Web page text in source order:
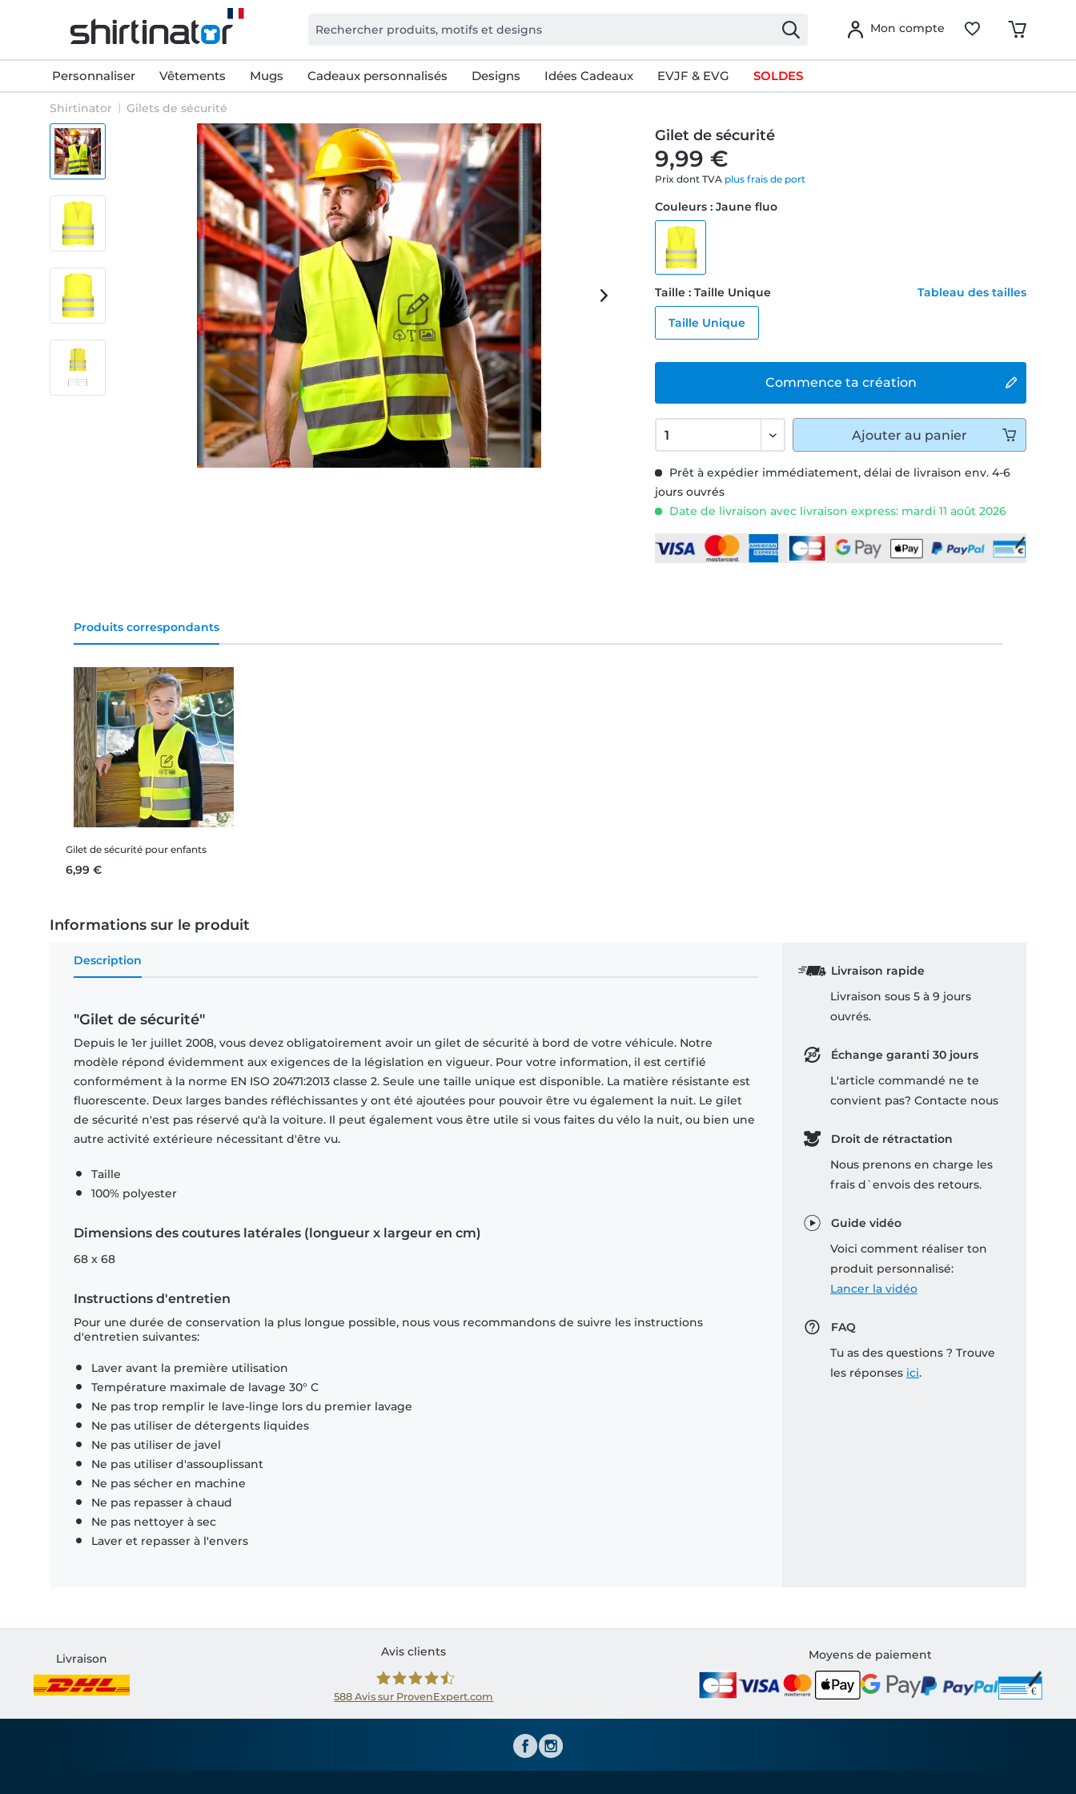
Mon compte
Personnaliser Vêtements Mugs Cadeaux personnalisés Designs Idées Cadeaux EVJF & EVG SOLDES
Shirtinator Gilets de sécurité
Gilet de sécurité
9,99 €
Prix dont TVA plus frais de port
Prêt à expédier immédiatement, délai de livraison env. 4-6
jours ouvrés
Date de livraison avec livraison express: mardi 11 août 2026
Commence ta création
Couleurs : Jaune fluo
Taille : Taille Unique Tableau des tailles
Taille Unique
Ajouter au panier
Produits correspondants
Gilet de sécurité pour enfants
6,99 €
Informations sur le produit
Description
"Gilet de sécurité"
Depuis le 1er juillet 2008, vous devez obligatoirement avoir un gilet de sécurité à bord de votre véhicule. Notre
modèle répond évidemment aux exigences de la législation en vigueur. Pour votre information, il est certifié
conformément à la norme EN ISO 20471:2013 classe 2. Seule une taille unique est disponible. La matière résistante est
fluorescente. Deux larges bandes réfléchissantes y ont été ajoutées pour pouvoir être vu également la nuit. Le gilet
de sécurité n'est pas réservé qu'à la voiture. Il peut également vous être utile si vous faites du vélo la nuit, ou bien une
autre activité extérieure nécessitant d'être vu.
Taille
100% polyester
Dimensions des coutures latérales (longueur x largeur en cm)
68 x 68
Instructions d'entretien
Pour une durée de conservation la plus longue possible, nous vous recommandons de suivre les instructions
d'entretien suivantes:
Laver avant la première utilisation
Température maximale de lavage 30° C
Ne pas trop remplir le lave-linge lors du premier lavage
Ne pas utiliser de détergents liquides
Ne pas utiliser de javel
Ne pas utiliser d'assouplissant
Ne pas sécher en machine
Ne pas repasser à chaud
Ne pas nettoyer à sec
Laver et repasser à l'envers
Livraison rapide
Livraison sous 5 à 9 jours
ouvrés.
Échange garanti 30 jours
L'article commandé ne te
convient pas? Contacte nous
Droit de rétractation
Nous prenons en charge les
frais d`envois des retours.
Guide vidéo
Voici comment réaliser ton
produit personnalisé:
Lancer la vidéo
FAQ
Tu as des questions ? Trouve
les réponses ici.
Livraison
Avis clients
588Avis sur ProvenExpert.com
Moyens de paiement